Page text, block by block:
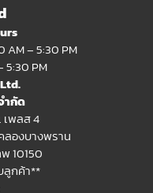
AM – 5:30 PM
5:30 PM
ำกัด
เพลส 4
องบางพราน
10150
กค้า**